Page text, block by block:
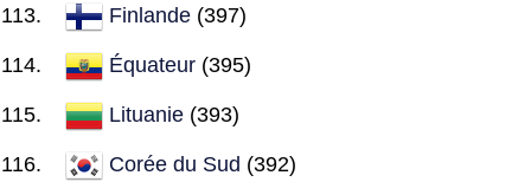
Finlande (397)
Équateur (395)
Lituanie (393)
Corée du Sud (392)